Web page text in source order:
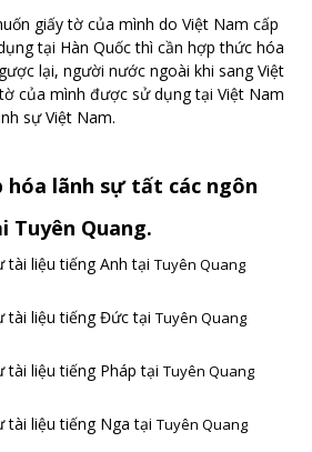
giấy tờ của mình do Việt Nam cấp
tại Hàn Quốc thì cần hợp thức hóa
lại, người nước ngoài khi sang Việt
của mình được sử dụng tại Việt Nam
sự Việt Nam.
hóa lãnh sự tất các ngôn
Tuyên Quang.
tài liệu tiếng Anh tại Tuyên Quang
tài liệu tiếng Đức tại Tuyên Quang
tài liệu tiếng Pháp tại Tuyên Quang
tài liệu tiếng Nga tại Tuyên Quang